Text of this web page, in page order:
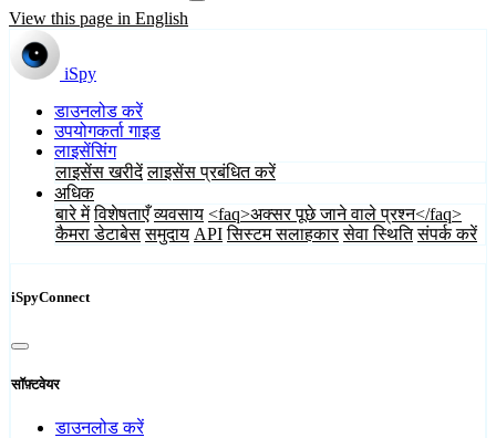
View this page in English
iSpy
डाउनलोड करें
उपयोगकर्ता गाइड
लाइसेंसिंग
लाइसेंस खरीदें लाइसेंस प्रबंधित करें
अधिक
बारे में विशेषताएँ व्यवसाय <faq>अक्सर पूछे जाने वाले प्रश्न</faq>
कैमरा डेटाबेस समुदाय API सिस्टम सलाहकार सेवा स्थिति संपर्क करें
iSpyConnect
सॉफ़्टवेयर
डाउनलोड करें